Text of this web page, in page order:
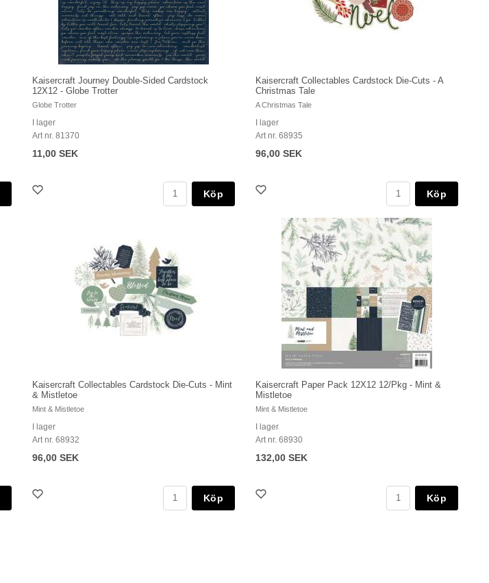
Kaisercraft Journey Double-Sided Cardstock
12X12 - Globe Trotter
Globe Trotter
I lager
Art nr. 81370
11,00 SEK
Köp
Kaisercraft Collectables Cardstock Die-Cuts - A
Christmas Tale
A Christmas Tale
I lager
Art nr. 68935
96,00 SEK
Köp
Kaisercraft Collectables Cardstock Die-Cuts - Mint
& Mistletoe
Mint & Mistletoe
I lager
Art nr. 68932
96,00 SEK
Köp
Kaisercraft Paper Pack 12X12 12/Pkg - Mint &
Mistletoe
Mint & Mistletoe
I lager
Art nr. 68930
132,00 SEK
Köp